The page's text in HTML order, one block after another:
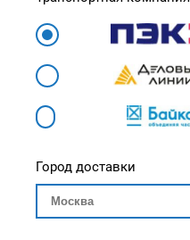
Город доставки